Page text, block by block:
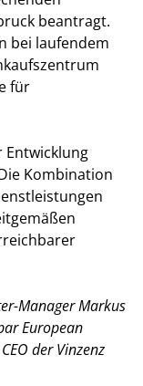
beantragt.
bei laufendem
für
Entwicklung
Kombination
Manager Markus
European
der Vinzenz